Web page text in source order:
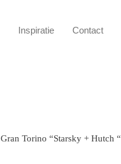
Inspiratie Contact
Torino “Starsky + Hutch “